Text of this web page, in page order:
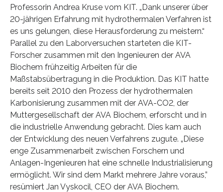
Professorin Andrea Kruse vom KIT. „Dank unserer über
20-jährigen Erfahrung mit hydrothermalen Verfahren ist
es uns gelungen, diese Herausforderung zu meistern.“
Parallel zu den Laborversuchen starteten die KIT-
Forscher zusammen mit den Ingenieuren der AVA
Biochem frühzeitig Arbeiten für die
Maßstabsübertragung in die Produktion. Das KIT hatte
bereits seit 2010 den Prozess der hydrothermalen
Karbonisierung zusammen mit der AVA-CO2, der
Muttergesellschaft der AVA Biochem, erforscht und in
die industrielle Anwendung gebracht. Dies kam auch
der Entwicklung des neuen Verfahrens zugute. „Diese
enge Zusammenarbeit zwischen Forschern und
Anlagen-Ingenieuren hat eine schnelle Industrialisierung
ermöglicht. Wir sind dem Markt mehrere Jahre voraus,”
resümiert Jan Vyskocil, CEO der AVA Biochem.